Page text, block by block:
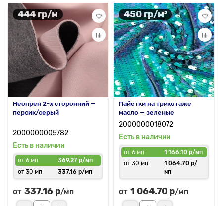
444 гр/м
Неопрен 2-х сторонний —
персик/серый
2000000005782
Есть в наличии
от 6 мп
369.27 р/мп
от 30 мп
337.16 р/мп
от 337.16 р/мп
450 гр/м²
Пайетки на трикотаже
масло — зеленые
2000000018072
Есть в наличии
от 6 мп
1 166.10 р/мп
от 30 мп
1 064.70 р/
мп
от 1 064.70 р/мп